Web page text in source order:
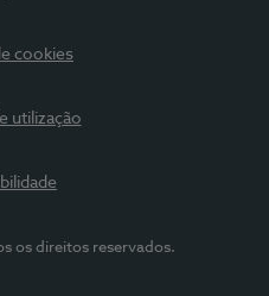
cookies
utilização
os direitos reservados.